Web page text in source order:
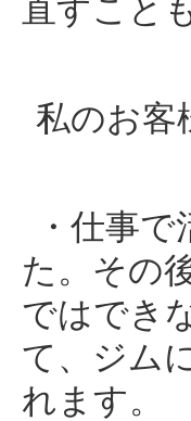
直すこと
私のお客
・仕事
た。その
ではでき
て、ジム
れます。